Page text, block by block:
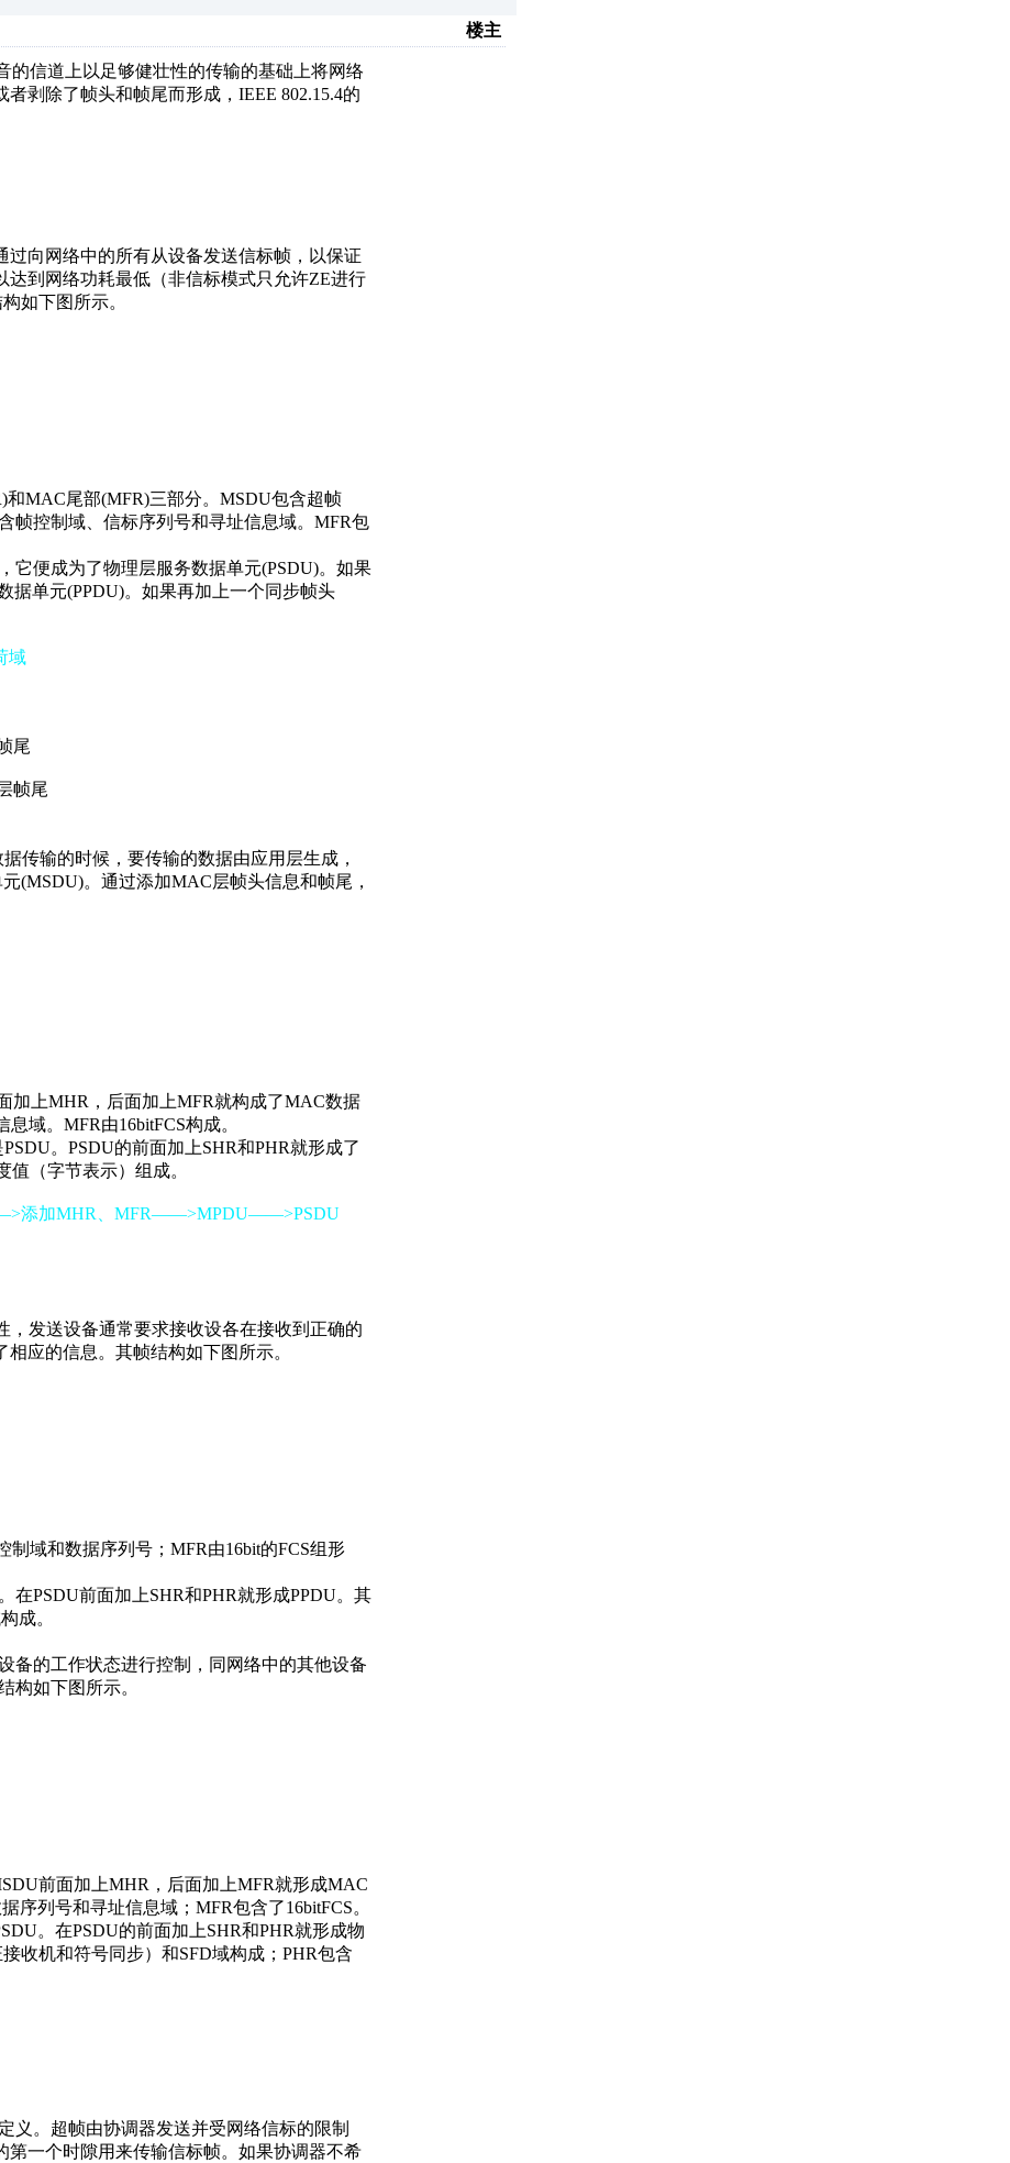
楼主
的信道上以足够健壮性的传输的基础上将网络
剥除了帧头和帧尾而形成，IEEE 802.15.4的
向网络中的所有从设备发送信标帧，以保证
到网络功耗最低（非信标模式只允许ZE进行
如下图所示。
MAC尾部(MFR)三部分。MSDU包含超帧
帧控制域、信标序列号和寻址信息域。MFR包
便成为了物理层服务数据单元(PSDU)。如果
据单元(PPDU)。如果再加上一个同步帧头
域
尾
帧尾
输的时候，要传输的数据由应用层生成，
(MSDU)。通过添加MAC层帧头信息和帧尾，
上MHR，后面加上MFR就构成了MAC数据
域。MFR由16bitFCS构成。
。PSDU的前面加上SHR和PHR就形成了
值（字节表示）组成。
添加MHR、MFR——>MPDU——>PSDU
发送设备通常要求接收设各在接收到正确的
应的信息。其帧结构如下图所示。
域和数据序列号；MFR由16bit的FCS组形
PSDU前面加上SHR和PHR就形成PPDU。其
成。
的工作状态进行控制，同网络中的其他设备
构如下图所示。
前面加上MHR，后面加上MFR就形成MAC
列号和寻址信息域；MFR包含了16bitFCS。
。在PSDU的前面加上SHR和PHR就形成物
收机和符号同步）和SFD域构成；PHR包含
。超帧由协调器发送并受网络信标的限制
第一个时隙用来传输信标帧。如果协调器不希